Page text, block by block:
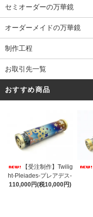
セミオーダーの万華鏡
オーダーメイドの万華鏡
制作工程
お取引先一覧
おすすめ商品
【受注制作】Twilig
ht-Pleiades-プレアデス-
110,000円(税10,000円)